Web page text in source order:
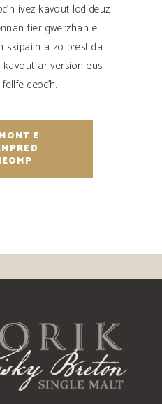
ivez kavout lod deuz
tier gwerzhañ e
skipailh a zo prest da
kavout ar version eus
deoc’h.
E